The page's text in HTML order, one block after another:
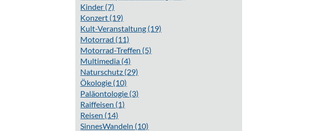
Kinder (7)
Konzert (19)
Kult-Veranstaltung (19)
Motorrad (11)
Motorrad-Treffen (5)
Multimedia (4)
Naturschutz (29)
Ökologie (10)
Paläontologie (3)
Raiffeisen (1)
Reisen (14)
SinnesWandeln (10)